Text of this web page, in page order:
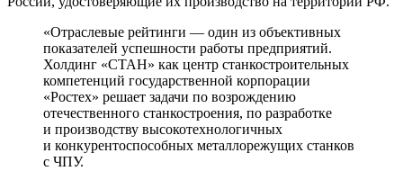
«Отраслевые рейтинги — один из объективных
показателей успешности работы предприятий.
Холдинг «СТАН» как центр станкостроительных
компетенций государственной корпорации
«Ростех» решает задачи по возрождению
отечественного станкостроения, по разработке
и производству высокотехнологичных
и конкурентоспособных металлорежущих станков
с ЧПУ.